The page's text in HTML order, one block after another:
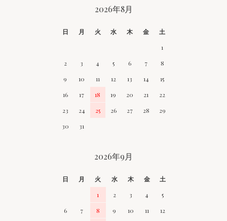
2026年8月
日 月 火 水 木 金
土
1
2
3 4 5 6 7
8
9
10 11 12 13 14
15
16
17 18 19 20 21
22
23
24 25 26 27 28
29
30
31
2026年9月
日 月 火 水 木 金
土
1
2 3 4
5
6
7 8 9 10 11
12